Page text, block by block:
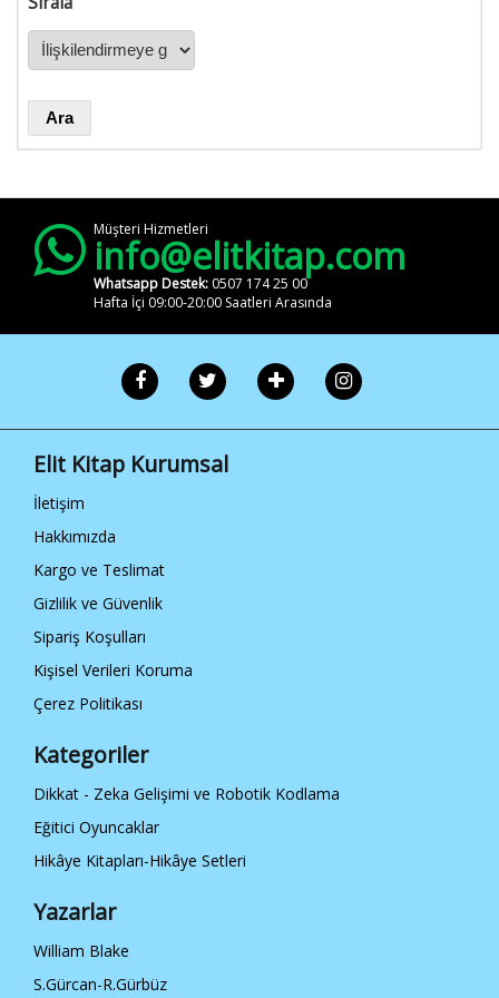
İletişim
Sosyal
Medya
/ elitkitap
/ elitkitap
/ elitkitap
Müşteri Hizmetleri
info@elitkitap.com
Whatsapp Destek: 0507 174 25 00
Hafta İçi 09:00-20:00 Saatleri Arasında
Elit Kitap Kurumsal
İletişim
Hakkımızda
Kargo ve Teslimat
Gizlilik ve Güvenlik
Sipariş Koşulları
Kişisel Verileri Koruma
Çerez Politikası
Kategoriler
Dikkat - Zeka Gelişimi ve Robotik Kodlama
Eğitici Oyuncaklar
Hikâye Kitapları-Hikâye Setleri
Yazarlar
William Blake
S.Gürcan-R.Gürbüz